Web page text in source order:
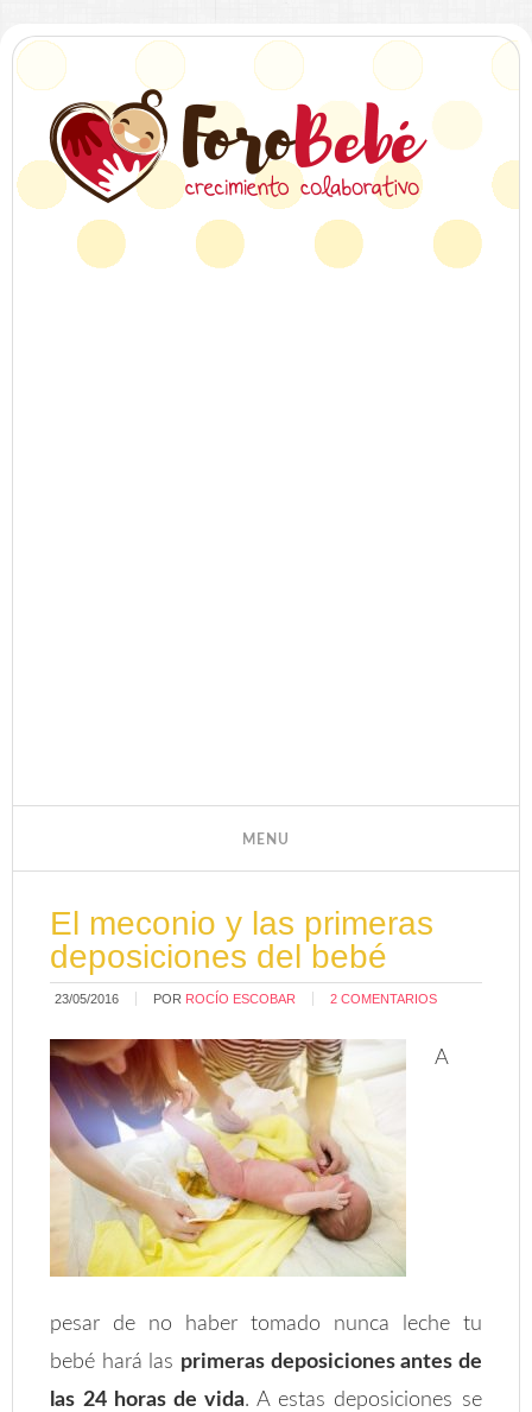
El meconio y las primeras
deposiciones del bebé
23/05/2016 POR ROCÍO ESCOBAR 2 COMENTARIOS
A
pesar de no haber tomado nunca leche tu
bebé hará las primeras deposiciones antes de
las 24 horas de vida. A estas deposiciones se